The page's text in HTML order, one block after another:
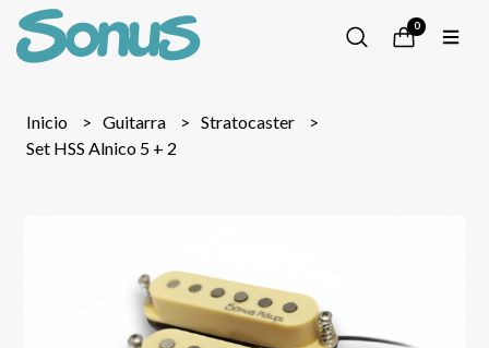
0
Inicio Guitarra
Stratocaster
Set HSS Alnico 5 + 2